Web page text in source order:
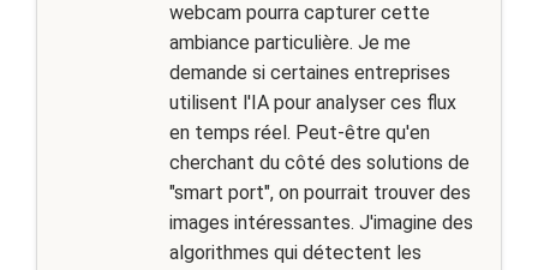
webcam pourra capturer cette
ambiance particulière. Je me
demande si certaines entreprises
utilisent l'IA pour analyser ces flux
en temps réel. Peut-être qu'en
cherchant du côté des solutions de
"smart port", on pourrait trouver des
images intéressantes. J'imagine des
algorithmes qui détectent les